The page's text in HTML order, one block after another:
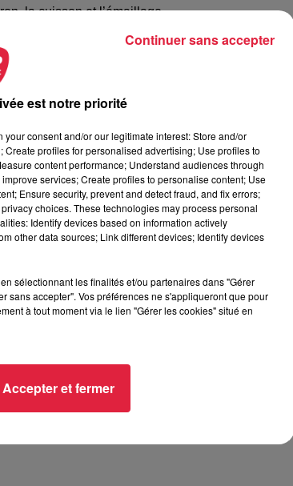
la cuisson et l’émaillage
est notre priorité
consent and/or our legitimate interest: Store and/or
profiles for personalised advertising; Use profiles to
content performance; Understand audiences through
services; Create profiles to personalise content; Use
Ensure security, prevent and detect fraud, and fix errors;
choices. These technologies may process personal
Identify devices based on information actively
other data sources; Link different devices; Identify devices
sélectionnant les finalités et/ou partenaires dans "Gérer
sans accepter". Vos préférences ne s'appliqueront que pour
à tout moment via le lien "Gérer les cookies" situé en
Accepter et fermer
Continuer sans accepter